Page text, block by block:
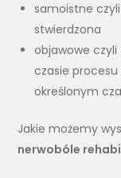
samoistne
stwierdzona
objawowe
czasie
określonym
Jakie możemy
nerwobóle